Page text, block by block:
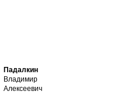
Падалкин
Владимир
Алексеевич